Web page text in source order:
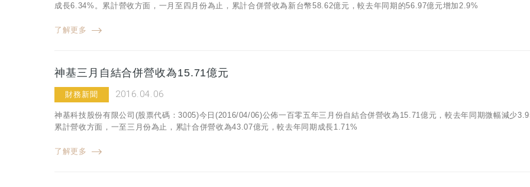
成長6.34%。累計營收方面，一月至四月份為止，累計合併營收為新台幣58.62億元，較去年同期的56.97億元增加2.9%
了解更多
神基三月自結合併營收為15.71億元
財務新聞 2016.04.06
神基科技股份有限公司(股票代碼：3005)今日(2016/04/06)公佈一百零五年三月份自結合併營收為15.71億元，較去年同期微幅減少
累計營收方面，一至三月份為止，累計合併營收為43.07億元，較去年同期成長1.71%
了解更多